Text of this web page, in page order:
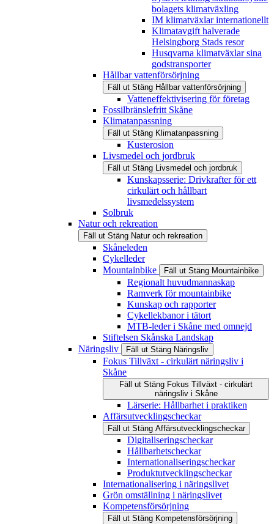
bolagets klimatväxling
IM klimatväxlar internationellt
Klimatavgift halverade
Helsingborg Stads resor
Husqvarna klimatväxlar sina
godstransporter
Hållbar vattenförsörjning
Fäll ut Stäng Hållbar vattenförsörjning
Vatteneffektivisering för företag
Fossilbränslefritt Skåne
Klimatanpassning
Fäll ut Stäng Klimatanpassning
Kusterosion
Livsmedel och jordbruk
Fäll ut Stäng Livsmedel och jordbruk
Kunskapsserie: Drivkrafter för ett
cirkulärt och hållbart
livsmedelssystem
Solbruk
Natur och rekreation
Fäll ut Stäng Natur och rekreation
Skåneleden
Cykelleder
Mountainbike
Fäll ut Stäng Mountainbike
Regionalt huvudmannaskap
Ramverk för mountainbike
Kunskap och rapporter
Cykellekbanor i tätort
MTB-leder i Skåne med omnejd
Stiftelsen Skånska Landskap
Näringsliv
Fäll ut Stäng Näringsliv
Fokus Tillväxt - cirkulärt näringsliv i
Skåne
Fäll ut Stäng Fokus Tillväxt - cirkulärt
näringsliv i Skåne
Lärserie: Hållbarhet i praktiken
Affärsutvecklingscheckar
Fäll ut Stäng Affärsutvecklingscheckar
Digitaliseringscheckar
Hållbarhetscheckar
Internationaliseringscheckar
Produktutvecklingscheckar
Internationalisering i näringslivet
Grön omställning i näringslivet
Kompetensförsörjning
Fäll ut Stäng Kompetensförsörjning